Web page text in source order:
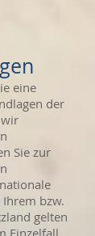
eine
der
wir
Sie zur
bzw.
gelten
Einzelfall